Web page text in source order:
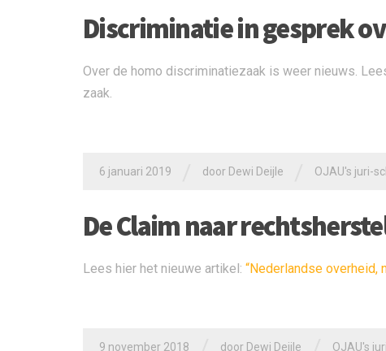
Discriminatie in gesprek
Over de homo discriminatiezaak is weer nieuws.
zaak.
6 januari 2019 door Dewi Deijle OJAU's juri-
De Claim naar
Lees hier het nieuwe artikel: “Nederlandse overheid,
9 november 2018 door Dewi Deijle OJAU's